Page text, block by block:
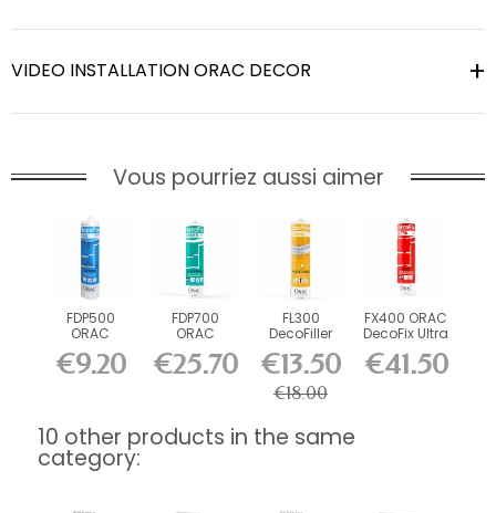
VIDEO INSTALLATION ORAC DECOR
Vous pourriez aussi aimer
FDP500
ORAC
DecoFix Pro
310 ml
€9.20
FDP700
ORAC
DecoFix
Power 290
ml
€25.70
FL300
DecoFiller
€13.50
€18.00
FX400 ORAC
DecoFix Ultra
€41.50
10 other products in the same
category: